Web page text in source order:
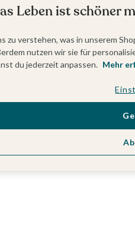
Leben ist schöner
zu verstehen, was in unserem
nutzen wir sie für
du jederzeit anpassen. Mehr